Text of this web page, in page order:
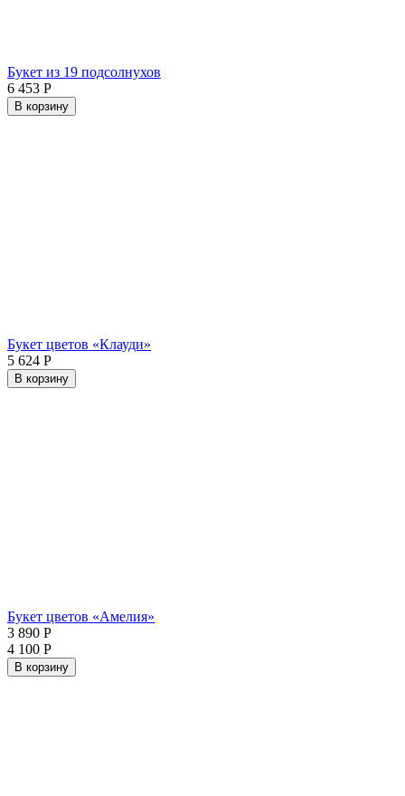
Букет из 19 подсолнухов
6 453 Р
В корзину
Букет цветов «Клауди»
5 624 Р
В корзину
Букет цветов «Амелия»
3 890 Р
4 100 Р
В корзину